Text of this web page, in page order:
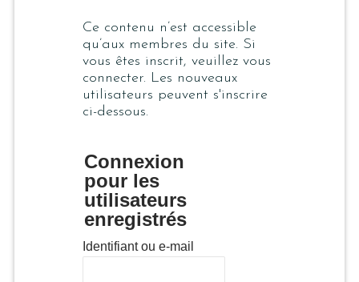
Ce contenu n’est accessible
qu’aux membres du site. Si
vous êtes inscrit, veuillez vous
connecter. Les nouveaux
utilisateurs peuvent s'inscrire
ci-dessous.
Connexion
pour les
utilisateurs
enregistrés
Identifiant ou e-mail